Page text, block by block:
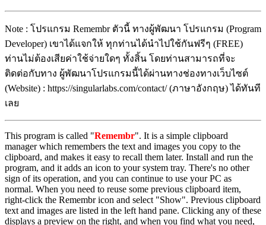
Note : โปรแกรม Remembr ตัวนี้ ทางผู้พัฒนา โปรแกรม (Program
Developer) เขาได้แจกให้ ทุกท่านได้นำไปใช้กันฟรีๆ (FREE)
ท่านไม่ต้องเสียค่าใช้จ่ายใดๆ ทั้งสิ้น โดยท่านสามารถที่จะ
ติดต่อกับทาง ผู้พัฒนาโปรแกรมนี้ได้ผ่านทางช่องทางเว็บไซต์
(Website) : https://singularlabs.com/contact/ (ภาษาอังกฤษ) ได้ทันที
เลย
This program is called "Remembr". It is a simple clipboard
manager which remembers the text and images you copy to the
clipboard, and makes it easy to recall them later. Install and run the
program, and it adds an icon to your system tray. There's no other
sign of its operation, and you can continue to use your PC as
normal. When you need to reuse some previous clipboard item,
right-click the Remembr icon and select "Show". Previous clipboard
text and images are listed in the left hand pane. Clicking any of these
displays a preview on the right, and when you find what you need,